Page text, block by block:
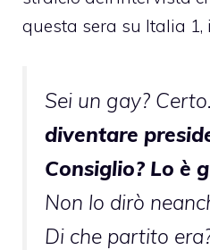
questa sera su Italia 1,
Sei un gay? Certo.
diventare
Consiglio? Lo è
Non lo dirò
Di che partito